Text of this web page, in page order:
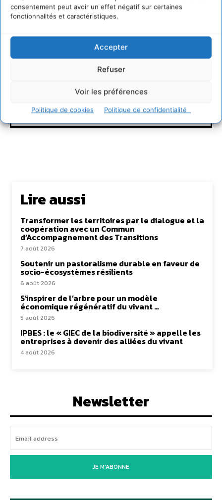
consentement peut avoir un effet négatif sur certaines
fonctionnalités et caractéristiques.
Accepter
Refuser
Voir les préférences
Politique de cookies Politique de confidentialité
Clcv
Lire aussi
Transformer les territoires par le dialogue et la
coopération avec un Commun
d’Accompagnement des Transitions
7 août 2026
Soutenir un pastoralisme durable en faveur de
socio-écosystèmes résilients
6 août 2026
S’inspirer de l’arbre pour un modèle
économique régénératif du vivant …
5 août 2026
IPBES : le « GIEC de la biodiversité » appelle les
entreprises à devenir des alliées du vivant
4 août 2026
Newsletter
JE M'ABONNE